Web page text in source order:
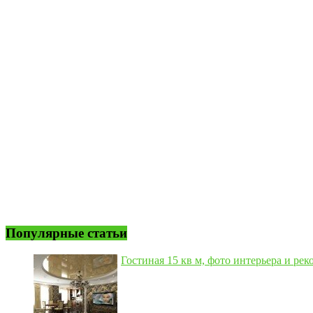
Популярные статьи
Гостиная 15 кв м, фото интерьера и